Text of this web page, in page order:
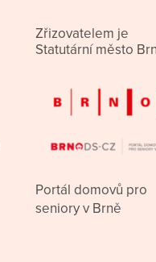
Zřizovatelem je
Statutární město
Portál domovů pro
seniory v Brně